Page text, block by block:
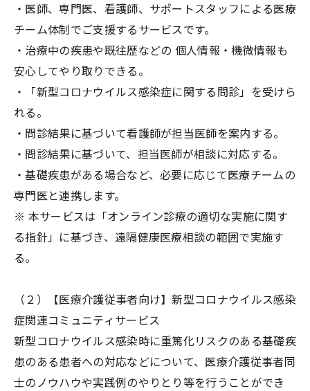
・医師、専門医、看護師、サポートスタッフによる医療
チーム体制でご支援するサービスです。
・治療中の疾患や既往歴などの 個人情報・機微情報も
安心してやり取りできる。
・「新型コロナウイルス感染症に関する問診」を受けら
れる。
・問診結果に基づいて看護師が担当医師を案内する。
・問診結果に基づいて、担当医師が相談に対応する。
・基礎疾患がある場合など、必要に応じて医療チームの
専門医と連携します。
※ 本サービスは「オンライン診療の適切な実施に関す
る指針」に基づき、遠隔健康医療相談の範囲で実施す
る。
（２）【医療介護従事者向け】新型コロナウイルス感染
症関連コミュニティサービス
新型コロナウイルス感染時に重篤化リスクのある基礎疾
患のある患者への対応などについて、医療介護従事者同
士のノウハウや実践例のやりとり等を行うことができ